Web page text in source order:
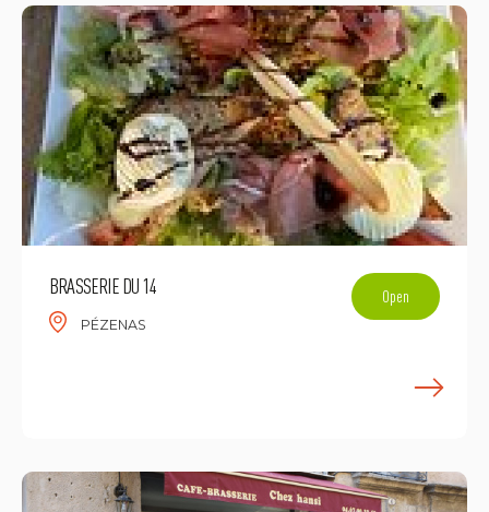
BRASSERIE DU 14
PÉZENAS
Open